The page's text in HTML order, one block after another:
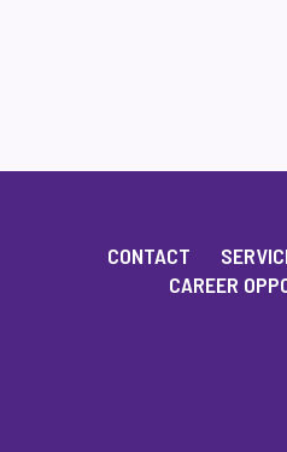
CONTACT
CAREER